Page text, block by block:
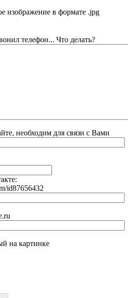
изображение в формате .jpg
телефон... Что делать?
необходим для связи с Вами
id87656432
на картинке